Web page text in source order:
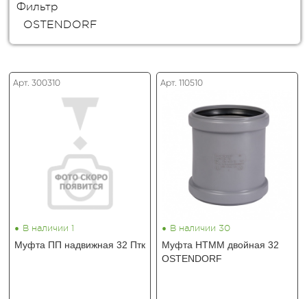
Фильтр
OSTENDORF
Арт. 300310
• В наличии 1
Муфта ПП надвижная 32 Птк
Арт. 110510
• В наличии 30
Муфта HTMM двойная 32
OSTENDORF